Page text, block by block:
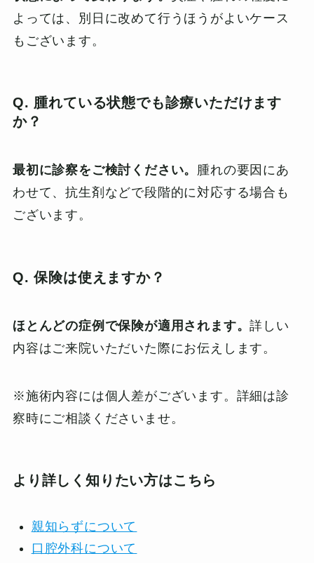
よっては、別日に改めて行うほうがよいケース
もございます。
Q. 腫れている状態でも診療いただけます
か？
最初に診察をご検討ください。 腫れの要因にあ
わせて、抗生剤などで段階的に対応する場合も
ございます。
Q. 保険は使えますか？
ほとんどの症例で保険が適用されます。詳しい
内容はご来院いただいた際にお伝えします。
※施術内容には個人差がございます。詳細は診
察時にご相談くださいませ。
より詳しく知りたい方はこちら
親知らずについて
口腔外科について